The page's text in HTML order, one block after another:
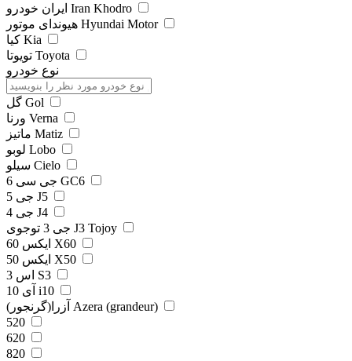
ایران خودرو Iran Khodro
هیوندای موتور Hyundai Motor
کیا Kia
تویوتا Toyota
نوع خودرو
گل Gol
ورنا Verna
ماتیز Matiz
لوبو Lobo
سیلو Cielo
جی سی 6 GC6
جی 5 J5
جی 4 J4
جی 3 توجوی J3 Tojoy
ایکس 60 X60
ایکس 50 X50
اس 3 S3
آی 10 i10
آزرا(گرنجور) Azera (grandeur)
520
620
820